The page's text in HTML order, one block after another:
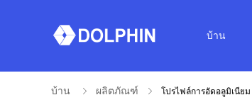
บ้าน
บ้าน ผลิตภัณฑ์ โปรไฟล์การอัดอลูมิเนียม